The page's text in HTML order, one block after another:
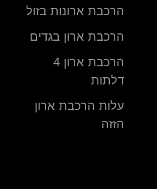
הרכבת ארונות בזול
הרכבת ארון בגדים
הרכבת ארון 4
דלתות
עלות הרכבת ארון
הזזה